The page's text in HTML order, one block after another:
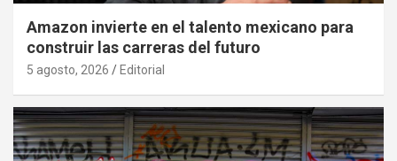
Amazon invierte en el talento mexicano para
construir las carreras del futuro
5 agosto, 2026 Editorial